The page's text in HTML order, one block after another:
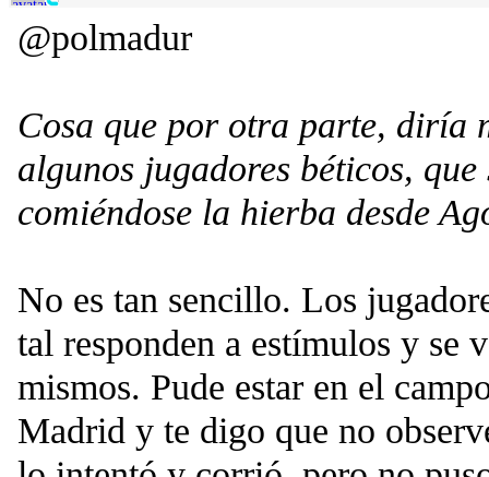
@polmadur
Cosa que por otra parte, diría
algunos jugadores béticos, que
comiéndose la hierba desde
No es tan sencillo. Los
tal responden a estímulos y se
mismos. Pude estar en el
Madrid y te digo que no